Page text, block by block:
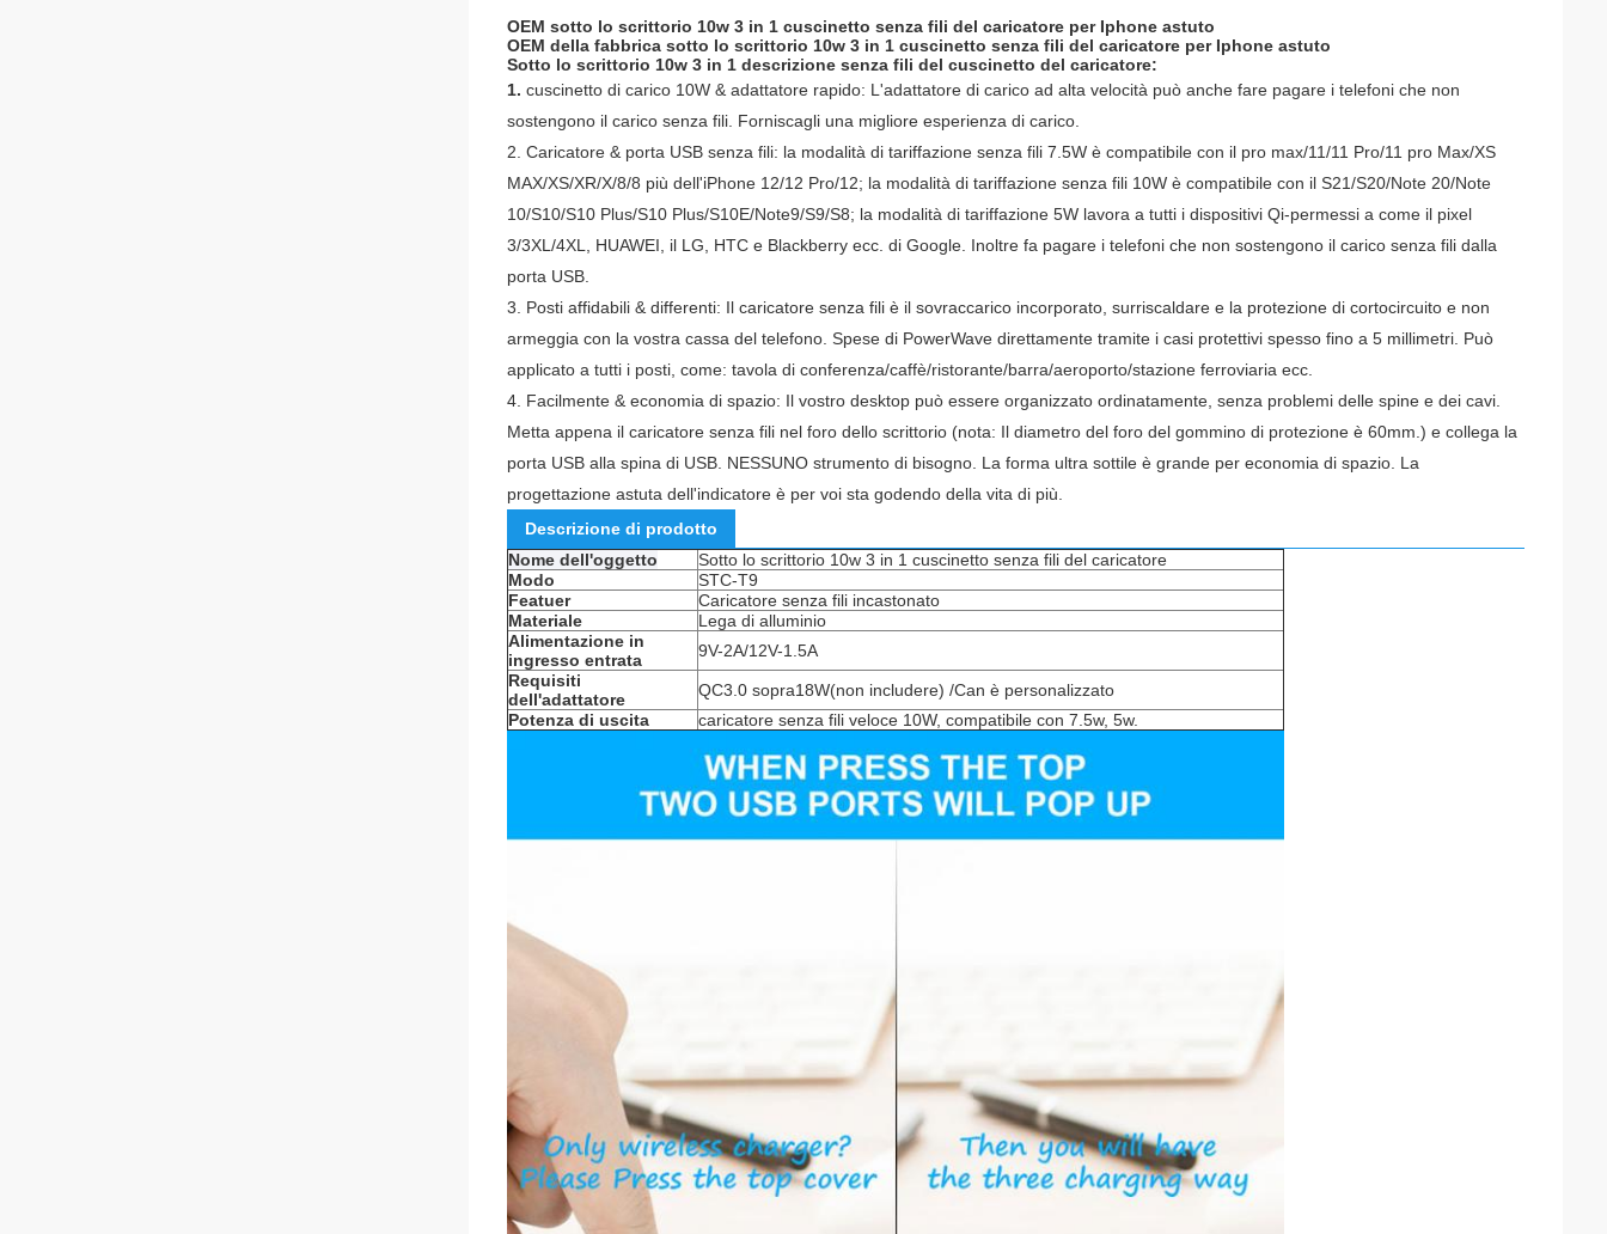
OEM sotto lo scrittorio 10w 3 in 1 cuscinetto senza fili del caricatore per Iphone astuto
OEM della fabbrica sotto lo scrittorio 10w 3 in 1 cuscinetto senza fili del caricatore per Iphone astuto
Sotto lo scrittorio 10w 3 in 1 descrizione senza fili del cuscinetto del caricatore:
1. cuscinetto di carico 10W & adattatore rapido: L'adattatore di carico ad alta velocità può anche fare pagare i telefoni che non
sostengono il carico senza fili. Forniscagli una migliore esperienza di carico.
2. Caricatore & porta USB senza fili: la modalità di tariffazione senza fili 7.5W è compatibile con il pro max/11/11 Pro/11 pro Max/XS
MAX/XS/XR/X/8/8 più dell'iPhone 12/12 Pro/12; la modalità di tariffazione senza fili 10W è compatibile con il S21/S20/Note 20/Note
10/S10/S10 Plus/S10 Plus/S10E/Note9/S9/S8; la modalità di tariffazione 5W lavora a tutti i dispositivi Qi-permessi a come il pixel
3/3XL/4XL, HUAWEI, il LG, HTC e Blackberry ecc. di Google. Inoltre fa pagare i telefoni che non sostengono il carico senza fili dalla
porta USB.
3. Posti affidabili & differenti: Il caricatore senza fili è il sovraccarico incorporato, surriscaldare e la protezione di cortocircuito e non
armeggia con la vostra cassa del telefono. Spese di PowerWave direttamente tramite i casi protettivi spesso fino a 5 millimetri. Può
applicato a tutti i posti, come: tavola di conferenza/caffè/ristorante/barra/aeroporto/stazione ferroviaria ecc.
4. Facilmente & economia di spazio: Il vostro desktop può essere organizzato ordinatamente, senza problemi delle spine e dei cavi.
Metta appena il caricatore senza fili nel foro dello scrittorio (nota: Il diametro del foro del gommino di protezione è 60mm.) e collega la
porta USB alla spina di USB. NESSUNO strumento di bisogno. La forma ultra sottile è grande per economia di spazio. La
progettazione astuta dell'indicatore è per voi sta godendo della vita di più.
Descrizione di prodotto
Nome dell'oggetto
Sotto lo scrittorio 10w 3 in 1 cuscinetto senza fili del caricatore
Modo
STC-T9
Featuer
Caricatore senza fili incastonato
Materiale
Lega di alluminio
Alimentazione in
ingresso entrata
9V-2A/12V-1.5A
Requisiti
dell'adattatore
QC3.0 sopra18W(non includere) /Can è personalizzato
Potenza di uscita
caricatore senza fili veloce 10W, compatibile con 7.5w, 5w.